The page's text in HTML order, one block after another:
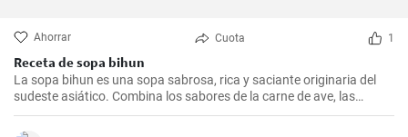
Ahorrar Cuota 1
Receta de sopa bihun
La sopa bihun es una sopa sabrosa, rica y saciante originaria del
sudeste asiático. Combina los sabores de la carne de ave, las
verduras y los fideos de arroz en una sola olla. En casa la
preparamos todas las semanas.